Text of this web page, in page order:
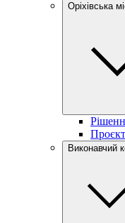
Оріхівська
Виконавчий